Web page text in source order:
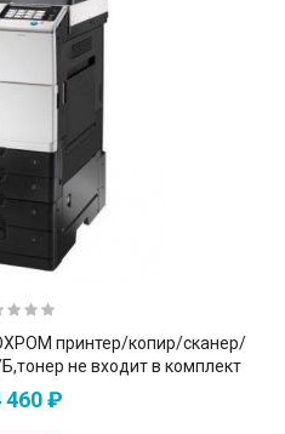
принтер/копир/сканер/
не входит в комплект
460 ₽